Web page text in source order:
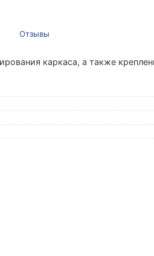
Отзывы
каркаса, а также